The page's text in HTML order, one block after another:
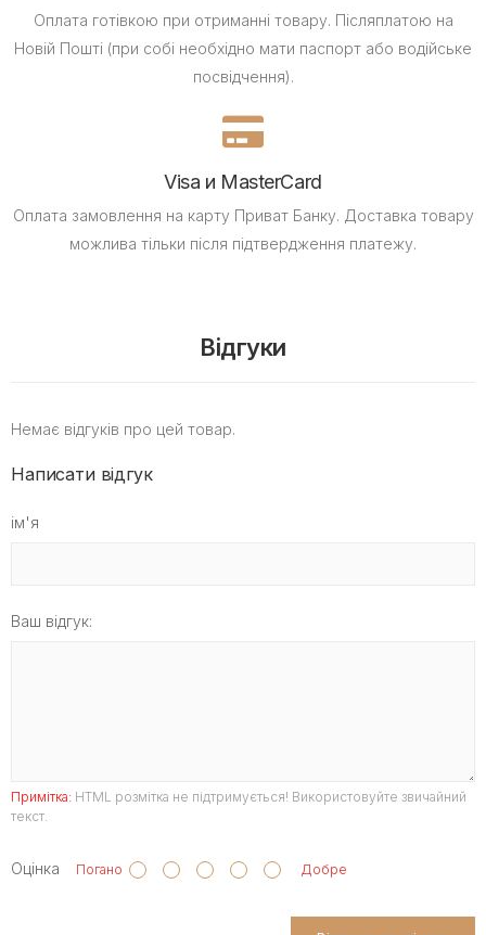
Оплата готівкою при отриманні товару. Післяплатою на
Новій Пошті (при собі необхідно мати паспорт або водійське
посвідчення).
Visa и MasterCard
Оплата замовлення на карту Приват Банку. Доставка товару
можлива тільки після підтвердження платежу.
Відгуки
Немає відгуків про цей товар.
Написати відгук
ім'я
Ваш відгук:
Примітка: HTML розмітка не підтримується! Використовуйте звичайний
текст.
Оцінка Погано Добре